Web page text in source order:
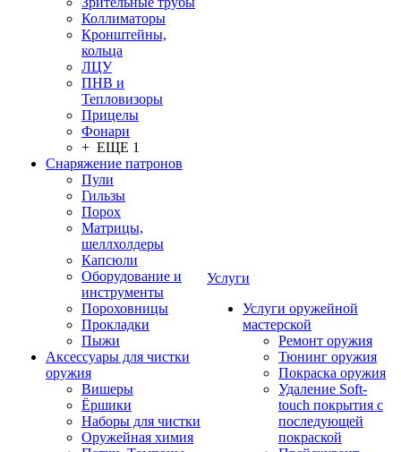
Коллиматоры
Кронштейны,
кольца
ЛЦУ
ПНВ и
Тепловизоры
Прицелы
Фонари
+ ЕЩЕ 1
Снаряжение патронов
Пули
Гильзы
Порох
Матрицы,
шеллхолдеры
Капсюли
Оборудование и
инструменты
Пороховницы
Прокладки
Пыжи
Аксессуары для чистки
оружия
Вишеры
Ёршики
Наборы для чистки
Оружейная химия
Услуги
Услуги оружейной
мастерской
Ремонт оружия
Тюнинг оружия
Покраска оружия
Удаление Soft-
touch покрытия с
последующей
покраской